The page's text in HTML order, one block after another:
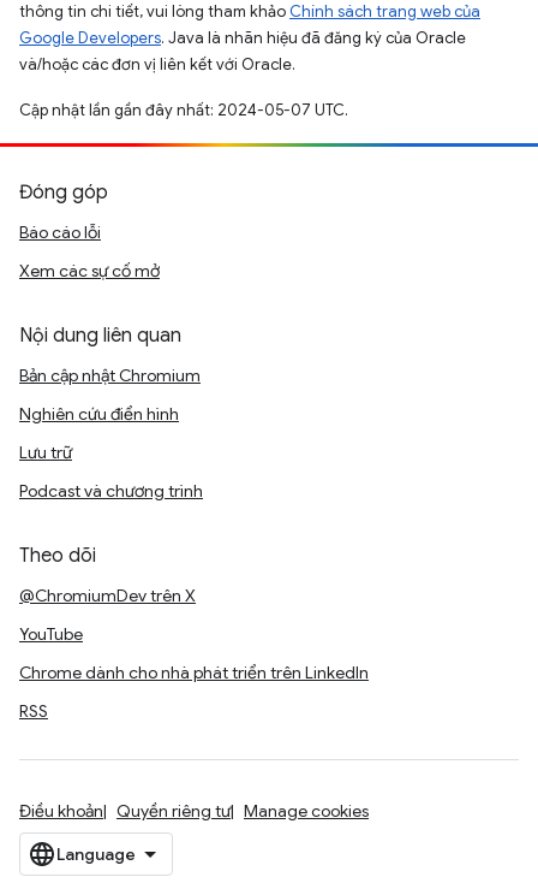
thông tin chi tiết, vui lòng tham khảo Chính sách trang web của
Google Developers. Java là nhãn hiệu đã đăng ký của Oracle
và/hoặc các đơn vị liên kết với Oracle.
Cập nhật lần gần đây nhất: 2024-05-07 UTC.
Đóng góp
Báo cáo lỗi
Xem các sự cố mở
Nội dung liên quan
Bản cập nhật Chromium
Nghiên cứu điển hình
Lưu trữ
Podcast và chương trình
Theo dõi
@ChromiumDev trên X
YouTube
Chrome dành cho nhà phát triển trên LinkedIn
RSS
Điều khoản Quyền riêng tư Manage cookies